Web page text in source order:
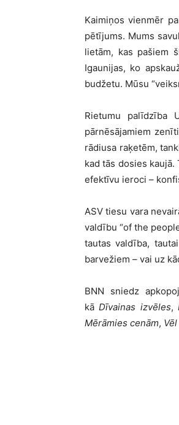
Kaimiņos vienmēr
pētījums. Mums
lietām, kas pašiem
Igaunijas, ko
budžetu. Mūsu
Rietumu palīdzība
pārnēsājamiem
rādiusa raķetēm,
kad tās dosies
efektīvu ieroci –
ASV tiesu vara
valdību “of the
tautas valdība,
barvežiem – vai uz
BNN sniedz
kāDīvainas izvēles,
Mērāmies cenām,